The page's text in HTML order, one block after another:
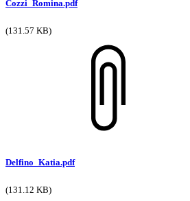
Cozzi_Romina.pdf
(131.57 KB)
Delfino_Katia.pdf
(131.12 KB)